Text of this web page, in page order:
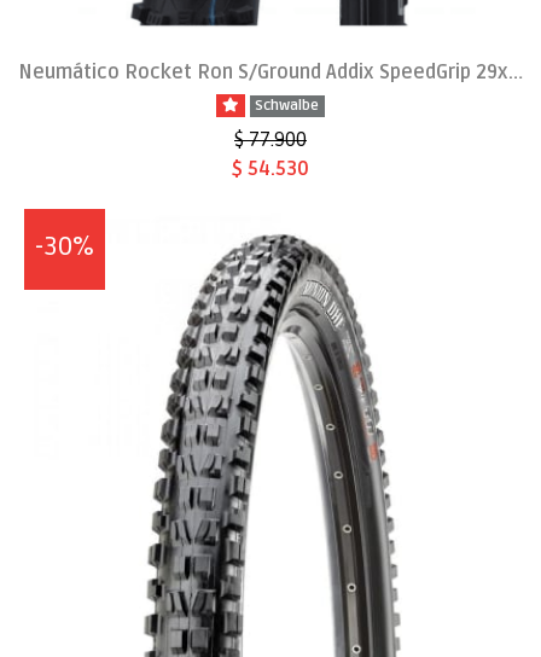
Neumático Rocket Ron S/Ground Addix SpeedGrip 29x2.25
Schwalbe
$ 77.900
$ 54.530
-30%